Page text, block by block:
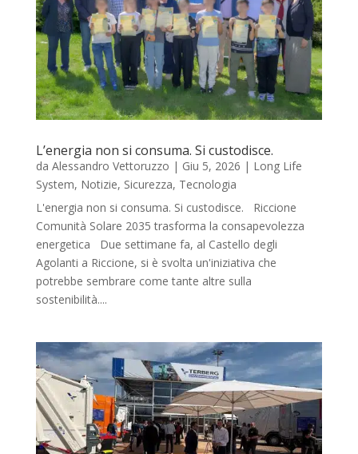
L’energia non si consuma. Si custodisce.
da Alessandro Vettoruzzo | Giu 5, 2026 | Long Life
System, Notizie, Sicurezza, Tecnologia
L'energia non si consuma. Si custodisce. Riccione
Comunità Solare 2035 trasforma la consapevolezza
energetica Due settimane fa, al Castello degli
Agolanti a Riccione, si è svolta un'iniziativa che
potrebbe sembrare come tante altre sulla
sostenibilità....